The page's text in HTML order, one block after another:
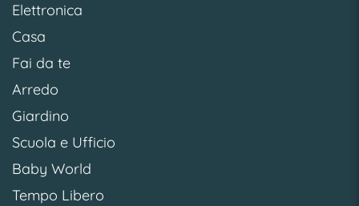
Elettronica
Casa
Fai da te
Arredo
Giardino
Scuola e Ufficio
Baby World
Tempo Libero